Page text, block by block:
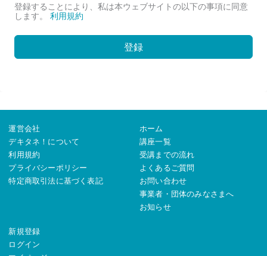
登録することにより、私は本ウェブサイトの以下の事項に同意
します。 利用規約
登録
運営会社
デキタネ！について
利用規約
プライバシーポリシー
特定商取引法に基づく表記
ホーム
講座一覧
受講までの流れ
よくあるご質問
お問い合わせ
事業者・団体のみなさまへ
お知らせ
新規登録
ログイン